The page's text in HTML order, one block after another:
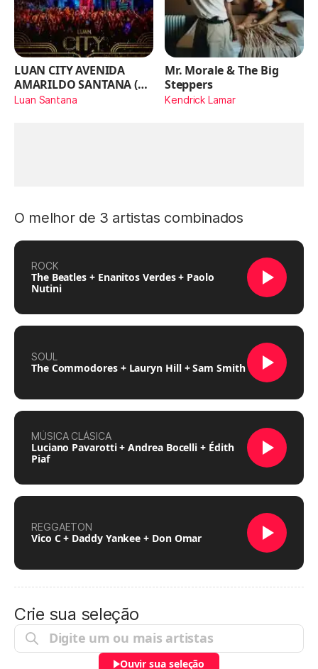
LUAN CITY AVENIDA
AMARILDO SANTANA (Ao
Vivo)
Luan Santana
Mr. Morale & The Big
Steppers
Kendrick Lamar
O melhor de 3 artistas combinados
ROCK
The Beatles + Enanitos Verdes + Paolo
Nutini
SOUL
The Commodores + Lauryn Hill + Sam Smith
MÚSICA CLÁSICA
Luciano Pavarotti + Andrea Bocelli + Édith
Piaf
REGGAETON
Vico C + Daddy Yankee + Don Omar
Crie sua seleção
Ouvir sua seleção